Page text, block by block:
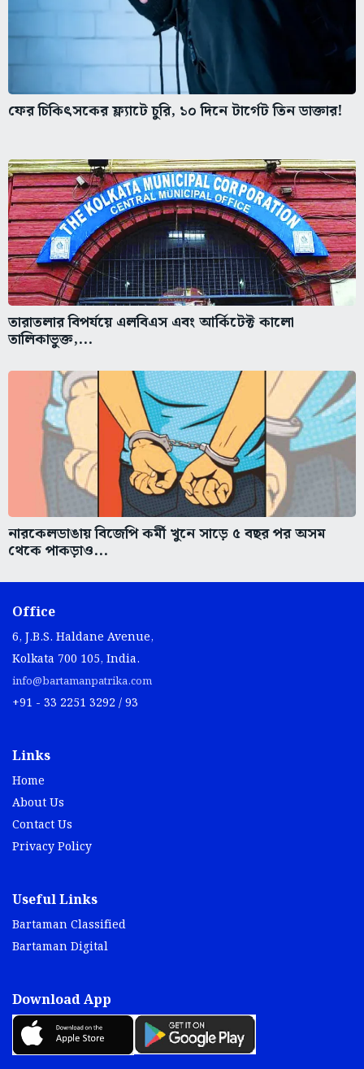
ফের চিকিৎসকের ফ্ল্যাটে চুরি, ১০ দিনে টার্গেট তিন ডাক্তার!
তারাতলার বিপর্যয়ে এলবিএস এবং আর্কিটেক্ট কালো
তালিকাভুক্ত,...
নারকেলডাঙায় বিজেপি কর্মী খুনে সাড়ে ৫ বছর পর অসম
থেকে পাকড়াও...
Office
6, J.B.S. Haldane Avenue,
Kolkata 700 105, India.
info@bartamanpatrika.com
+91 - 33 2251 3292 / 93
Links
Home
About Us
Contact Us
Privacy Policy
Useful Links
Bartaman Classified
Bartaman Digital
Download App